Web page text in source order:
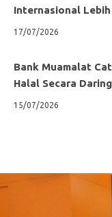
Internasional
17/07/2026
Bank Muamalat
Halal Secara Daring
15/07/2026